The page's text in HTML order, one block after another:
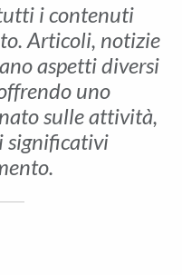
i contenuti
Articoli, notizie
aspetti diversi
uno
sulle attività,
significativi